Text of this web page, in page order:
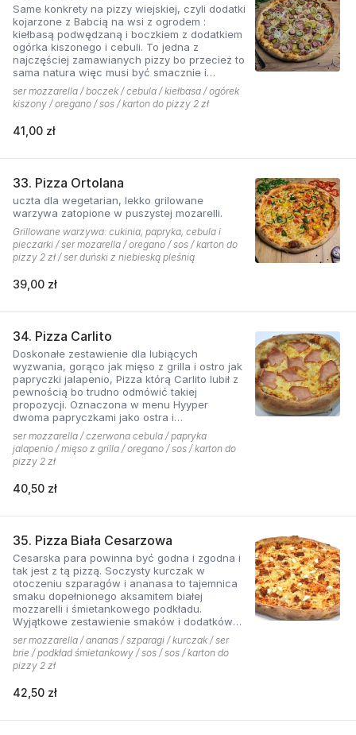
Same konkrety na pizzy wiejskiej, czyli dodatki
kojarzone z Babcią na wsi z ogrodem :
kiełbasą podwędzaną i boczkiem z dodatkiem
ogórka kiszonego i cebuli. To jedna z
najczęściej zamawianych pizzy bo przecież to
sama natura więc musi być smacznie i
naturalne . Najlepsza jest z sosem ostrym
pomidorowym!
ser mozzarella / boczek / cebula / kiełbasa / ogórek
kiszony / oregano / sos / karton do pizzy 2 zł
41,00 zł
33. Pizza Ortolana
uczta dla wegetarian, lekko grilowane
warzywa zatopione w puszystej mozarelli.
Grillowane warzywa: cukinia, papryka, cebula i
pieczarki / ser mozarella / oregano / sos / karton do
pizzy 2 zł / ser duński z niebieską pleśnią
39,00 zł
34. Pizza Carlito
Doskonałe zestawienie dla lubiących
wyzwania, gorąco jak mięso z grilla i ostro jak
papryczki jalapenio, Pizza którą Carlito lubił z
pewnością bo trudno odmówić takiej
propozycji. Oznaczona w menu Hyyper
dwoma papryczkami jako ostra i
niebezpieczna.
ser mozzarella / czerwona cebula / papryka
jalapenio / mięso z grilla / oregano / sos / karton do
pizzy 2 zł
40,50 zł
35. Pizza Biała Cesarzowa
Cesarska para powinna być godna i zgodna i
tak jest z tą pizzą. Soczysty kurczak w
otoczeniu szparagów i ananasa to tajemnica
smaku dopełnionego aksamitem białej
mozzarelli i śmietankowego podkładu.
Wyjątkowe zestawienie smaków i dodatków
które tworzą jedną z najchętniej zamawianych
pizzy z menu pizzerii Hyyper
ser mozzarella / ananas / szparagi / kurczak / ser
brie / podkład śmietankowy / sos / sos / karton do
pizzy 2 zł
42,50 zł